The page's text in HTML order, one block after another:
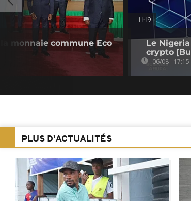
monnaie commune Eco
11:19
Le
crypto
06/08 - 17:15
PLUS D'ACTUALITÉS